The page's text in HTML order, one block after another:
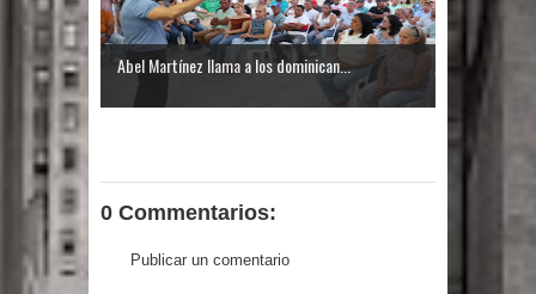
país con 3,500 millones de dólares
El PRM tendrá desde el próximo
domingo una dirección de hombres
Abel Martínez llama a los dominican...
0 Commentarios:
Publicar un comentario